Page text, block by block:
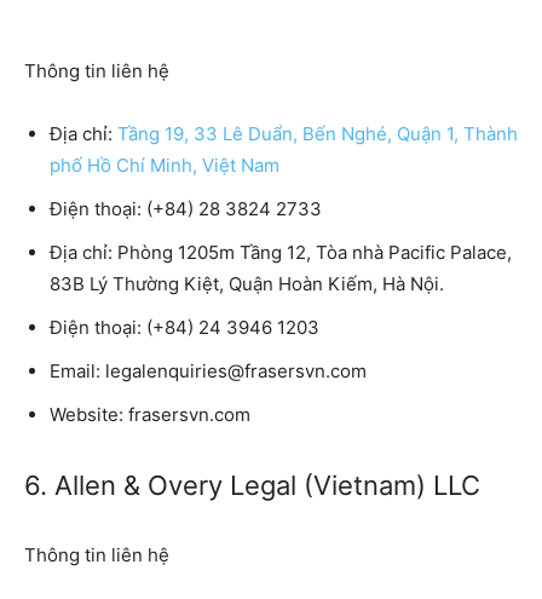
Thông tin liên hệ
Địa chỉ: Tầng 19, 33 Lê Duẩn, Bến Nghé, Quận 1, Thành
phố Hồ Chí Minh, Việt Nam
Điện thoại: (+84) 28 3824 2733
Địa chỉ: Phòng 1205m Tầng 12, Tòa nhà Pacific Palace,
83B Lý Thường Kiệt, Quận Hoàn Kiếm, Hà Nội.
Điện thoại: (+84) 24 3946 1203
Email: legalenquiries@frasersvn.com
Website: frasersvn.com
6. Allen & Overy Legal (Vietnam) LLC
Thông tin liên hệ